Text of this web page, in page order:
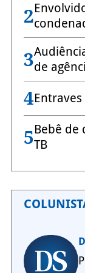
2
3de
4
5Bebê de
TB